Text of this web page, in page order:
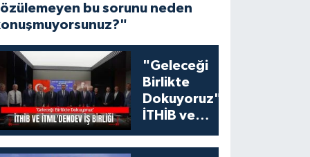
bu sorunu neden
"Geleceği
Birlikte
Dokuyoruz":
İTHİB ve
Tekstil